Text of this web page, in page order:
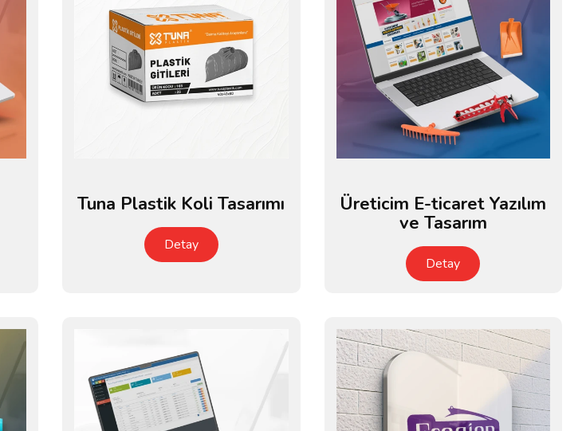
Tuna Plastik Koli Tasarımı
Detay
Üreticim E-ticaret Yazılım
ve Tasarım
Detay